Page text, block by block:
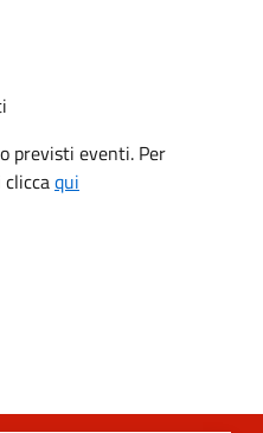
previsti eventi. Per
qui